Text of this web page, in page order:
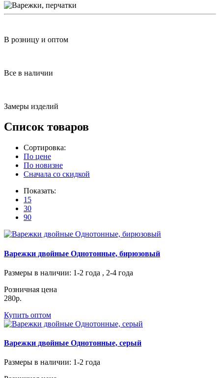
В розницу и оптом
Все в наличии
Замеры изделий
Список товаров
Сортировка:
По цене
По новизне
Сначала со скидкой
Показать:
15
30
90
Варежки двойные Однотонные, бирюзовый
Размеры в наличии: 1-2 года , 2-4 года
Розничная цена
280р.
Купить оптом
Варежки двойные Однотонные, серый
Размеры в наличии: 1-2 года